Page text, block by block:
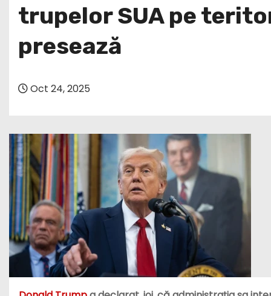
trupelor SUA pe
presează
Oct 24, 2025